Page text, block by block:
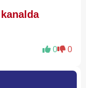
kanalda
0 0